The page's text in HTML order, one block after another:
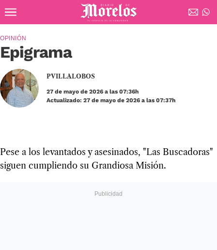
Diario de Morelos
Epigrama
OPINIÓN
PVILLALOBOS
27 de mayo de 2026 a las 07:36h
Actualizado: 27 de mayo de 2026 a las 07:37h
Pese a los levantados y asesinados, "Las Buscadoras"
siguen cumpliendo su Grandiosa Misión.